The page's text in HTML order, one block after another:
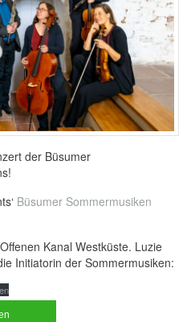
der Büsumer
Büsumer Sommermusiken
Kanal Westküste. Luzie
Initiatorin der Sommermusiken: